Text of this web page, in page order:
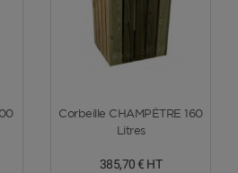
Voir plus
Corbeille CHAMPÊTRE 160
Litres
385,70 € HT